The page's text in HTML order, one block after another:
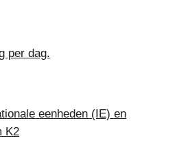
per dag.
eenheden (IE) en
K2